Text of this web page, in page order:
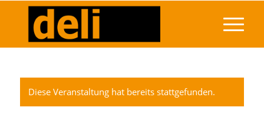
Diese Veranstaltung hat bereits stattgefunden.